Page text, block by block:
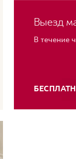
Выезд
В течение